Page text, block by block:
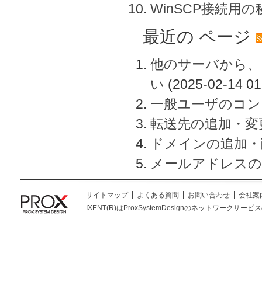
WinSCP接続用の
最近の ページ
他のサーバから
い (2025-02-14
一般ユーザのコ
転送先の追加・
ドメインの追加
メールアドレス
サイトマップ よくある質問 お問い合わせ
会社案
IXENT(R)はProxSystemDesignのネットワークサービ